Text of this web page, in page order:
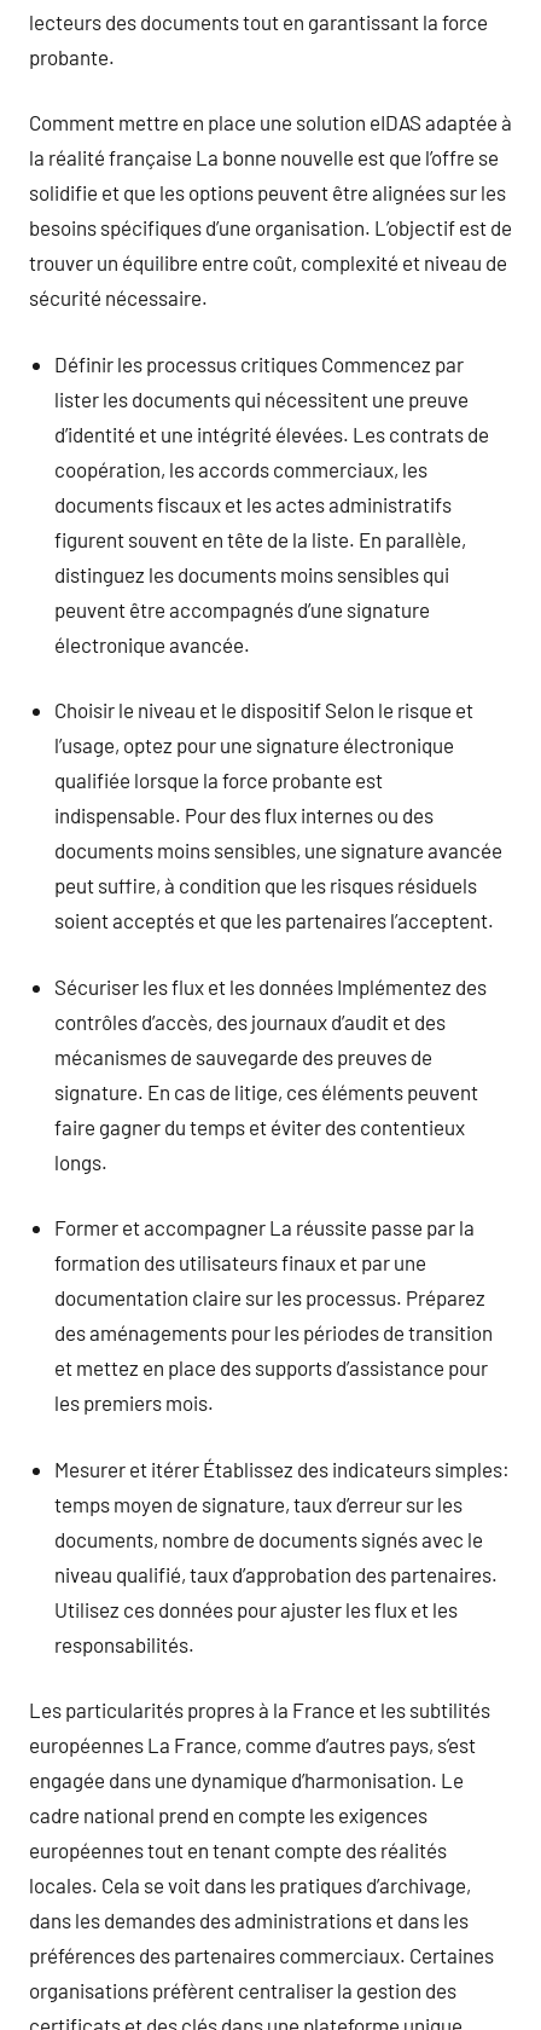
lecteurs des documents tout en garantissant la force
probante.
Comment mettre en place une solution eIDAS adaptée à
la réalité française La bonne nouvelle est que l’offre se
solidifie et que les options peuvent être alignées sur les
besoins spécifiques d’une organisation. L’objectif est de
trouver un équilibre entre coût, complexité et niveau de
sécurité nécessaire.
Définir les processus critiques Commencez par
lister les documents qui nécessitent une preuve
d’identité et une intégrité élevées. Les contrats de
coopération, les accords commerciaux, les
documents fiscaux et les actes administratifs
figurent souvent en tête de la liste. En parallèle,
distinguez les documents moins sensibles qui
peuvent être accompagnés d’une signature
électronique avancée.
Choisir le niveau et le dispositif Selon le risque et
l’usage, optez pour une signature électronique
qualifiée lorsque la force probante est
indispensable. Pour des flux internes ou des
documents moins sensibles, une signature avancée
peut suffire, à condition que les risques résiduels
soient acceptés et que les partenaires l’acceptent.
Sécuriser les flux et les données Implémentez des
contrôles d’accès, des journaux d’audit et des
mécanismes de sauvegarde des preuves de
signature. En cas de litige, ces éléments peuvent
faire gagner du temps et éviter des contentieux
longs.
Former et accompagner La réussite passe par la
formation des utilisateurs finaux et par une
documentation claire sur les processus. Préparez
des aménagements pour les périodes de transition
et mettez en place des supports d’assistance pour
les premiers mois.
Mesurer et itérer Établissez des indicateurs simples:
temps moyen de signature, taux d’erreur sur les
documents, nombre de documents signés avec le
niveau qualifié, taux d’approbation des partenaires.
Utilisez ces données pour ajuster les flux et les
responsabilités.
Les particularités propres à la France et les subtilités
européennes La France, comme d’autres pays, s’est
engagée dans une dynamique d’harmonisation. Le
cadre national prend en compte les exigences
européennes tout en tenant compte des réalités
locales. Cela se voit dans les pratiques d’archivage,
dans les demandes des administrations et dans les
préférences des partenaires commerciaux. Certaines
organisations préfèrent centraliser la gestion des
certificats et des clés dans une plateforme unique,